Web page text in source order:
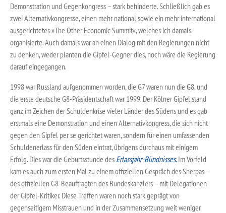
Demonstration und Gegenkongress – stark behinderte. Schließlich gab es
zwei Alternativkongresse, einen mehr national sowie ein mehr international
ausgerichtetes »The Other Economic Summit«, welches ich damals
organisierte. Auch damals war an einen Dialog mit den Regierungen nicht
zu denken, weder planten die Gipfel-Gegner dies, noch wäre die Regierung
darauf eingegangen.
1998 war Russland aufgenommen worden, die G7 waren nun die G8, und
die erste deutsche G8-Präsidentschaft war 1999. Der Kölner Gipfel stand
ganz im Zeichen der Schuldenkrise vieler Länder des Südens und es gab
erstmals eine Demonstration und einen Alternativkongress, die sich nicht
gegen den Gipfel per se gerichtet waren, sondern für einen umfassenden
Schuldenerlass für den Süden eintrat, übrigens durchaus mit einigem
Erfolg. Dies war die Geburtsstunde des Erlassjahr-Bündnisses. Im Vorfeld
kam es auch zum ersten Mal zu einem offiziellen Gespräch des Sherpas –
des offiziellen G8-Beauftragten des Bundeskanzlers – mit Delegationen
der Gipfel-Kritiker. Diese Treffen waren noch stark geprägt von
gegenseitigem Misstrauen und in der Zusammensetzung weit weniger